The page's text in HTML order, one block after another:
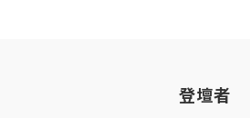
登壇者